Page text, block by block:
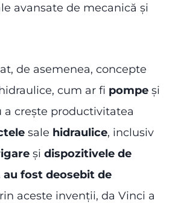
avansate de mecanică și
de asemenea, concepte
cum ar fi pompe și
a crește productivitatea
sale hidraulice, inclusiv
și dispozitivele de
au fost deosebit de
aceste invenții, da Vinci a